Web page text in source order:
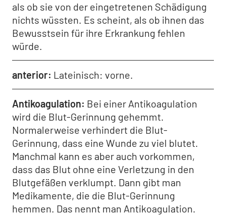
als ob sie von der eingetretenen Schädigung
nichts wüssten. Es scheint, als ob ihnen das
Bewusstsein für ihre Erkrankung fehlen
würde.
anterior Lateinisch: vorne.
Antikoagulation Bei einer Antikoagulation
wird die Blut-Gerinnung gehemmt.
Normalerweise verhindert die Blut-
Gerinnung, dass eine Wunde zu viel blutet.
Manchmal kann es aber auch vorkommen,
dass das Blut ohne eine Verletzung in den
Blutgefäßen verklumpt. Dann gibt man
Medikamente, die die Blut-Gerinnung
hemmen. Das nennt man Antikoagulation.